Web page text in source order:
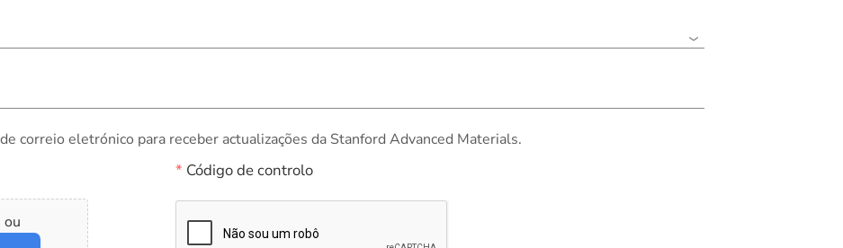
correio eletrónico para receber actualizações da Stanford Advanced Materials.
ou
* Código de controlo